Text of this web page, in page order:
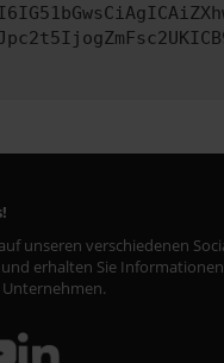
unseren verschiedenen
erhalten Sie Informationen